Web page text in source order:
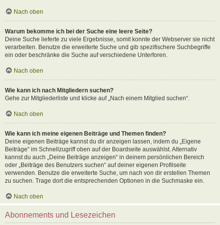
Nach oben
Warum bekomme ich bei der Suche eine leere Seite?
Deine Suche lieferte zu viele Ergebnisse, somit konnte der Webserver sie nicht
verarbeiten. Benutze die erweiterte Suche und gib spezifischere Suchbegriffe
ein oder beschränke die Suche auf verschiedene Unterforen.
Nach oben
Wie kann ich nach Mitgliedern suchen?
Gehe zur Mitgliederliste und klicke auf „Nach einem Mitglied suchen“.
Nach oben
Wie kann ich meine eigenen Beiträge und Themen finden?
Deine eigenen Beiträge kannst du dir anzeigen lassen, indem du „Eigene
Beiträge“ im Schnellzugriff oben auf der Boardseite auswählst. Alternativ
kannst du auch „Deine Beiträge anzeigen“ in deinem persönlichen Bereich
oder „Beiträge des Benutzers suchen“ auf deiner eigenen Profilseite
verwenden. Benutze die erweiterte Suche, um nach von dir erstellen Themen
zu suchen. Trage dort die entsprechenden Optionen in die Suchmaske ein.
Nach oben
Abonnements und Lesezeichen